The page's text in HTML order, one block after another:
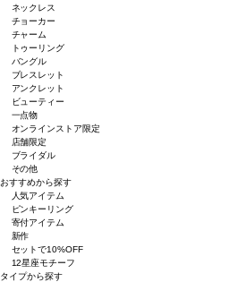
ネックレス
チョーカー
チャーム
トゥーリング
バングル
ブレスレット
アンクレット
ビューティー
一点物
オンラインストア限定
店舗限定
ブライダル
その他
おすすめから探す
人気アイテム
ピンキーリング
寄付アイテム
新作
セットで10%OFF
12星座モチーフ
タイプから探す